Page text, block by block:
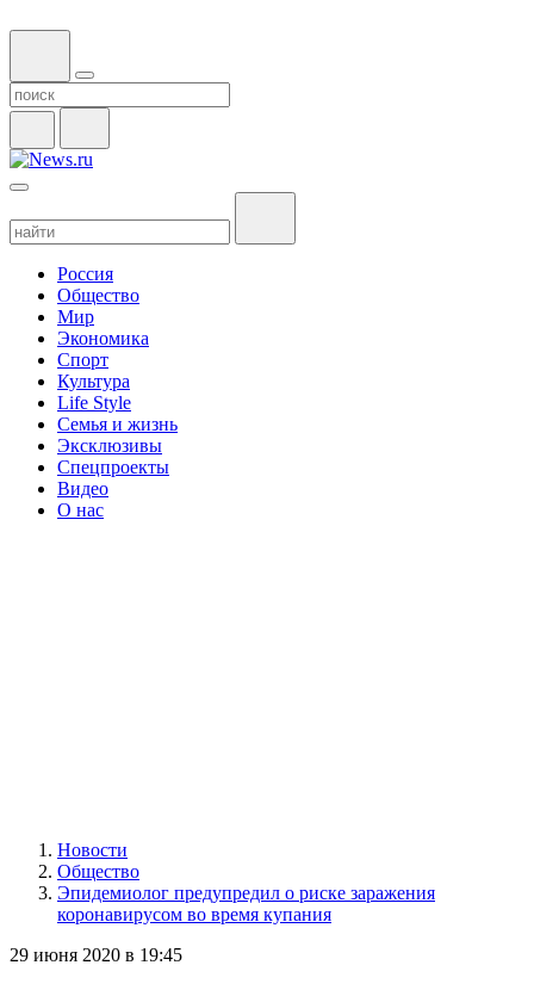
Россия
Общество
Мир
Экономика
Спорт
Культура
Life Style
Семья и жизнь
Эксклюзивы
Спецпроекты
Видео
О нас
Новости
Общество
Эпидемиолог предупредил о риске заражения
коронавирусом во время купания
29 июня 2020 в 19:45